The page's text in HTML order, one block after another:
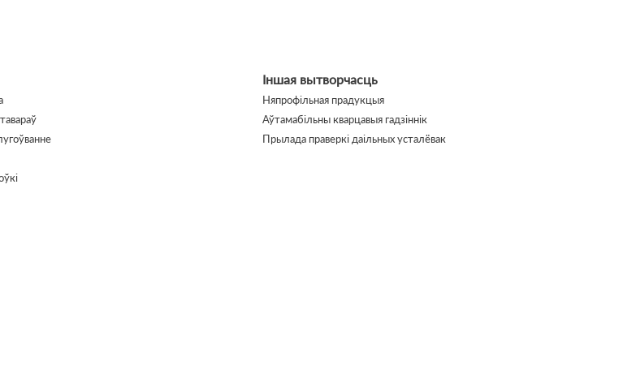
Іншая вытворчасць
Няпрофільная прадукцыя
Аўтамабільны кварцавыя гадзіннік
Прылада праверкі даільных усталёвак